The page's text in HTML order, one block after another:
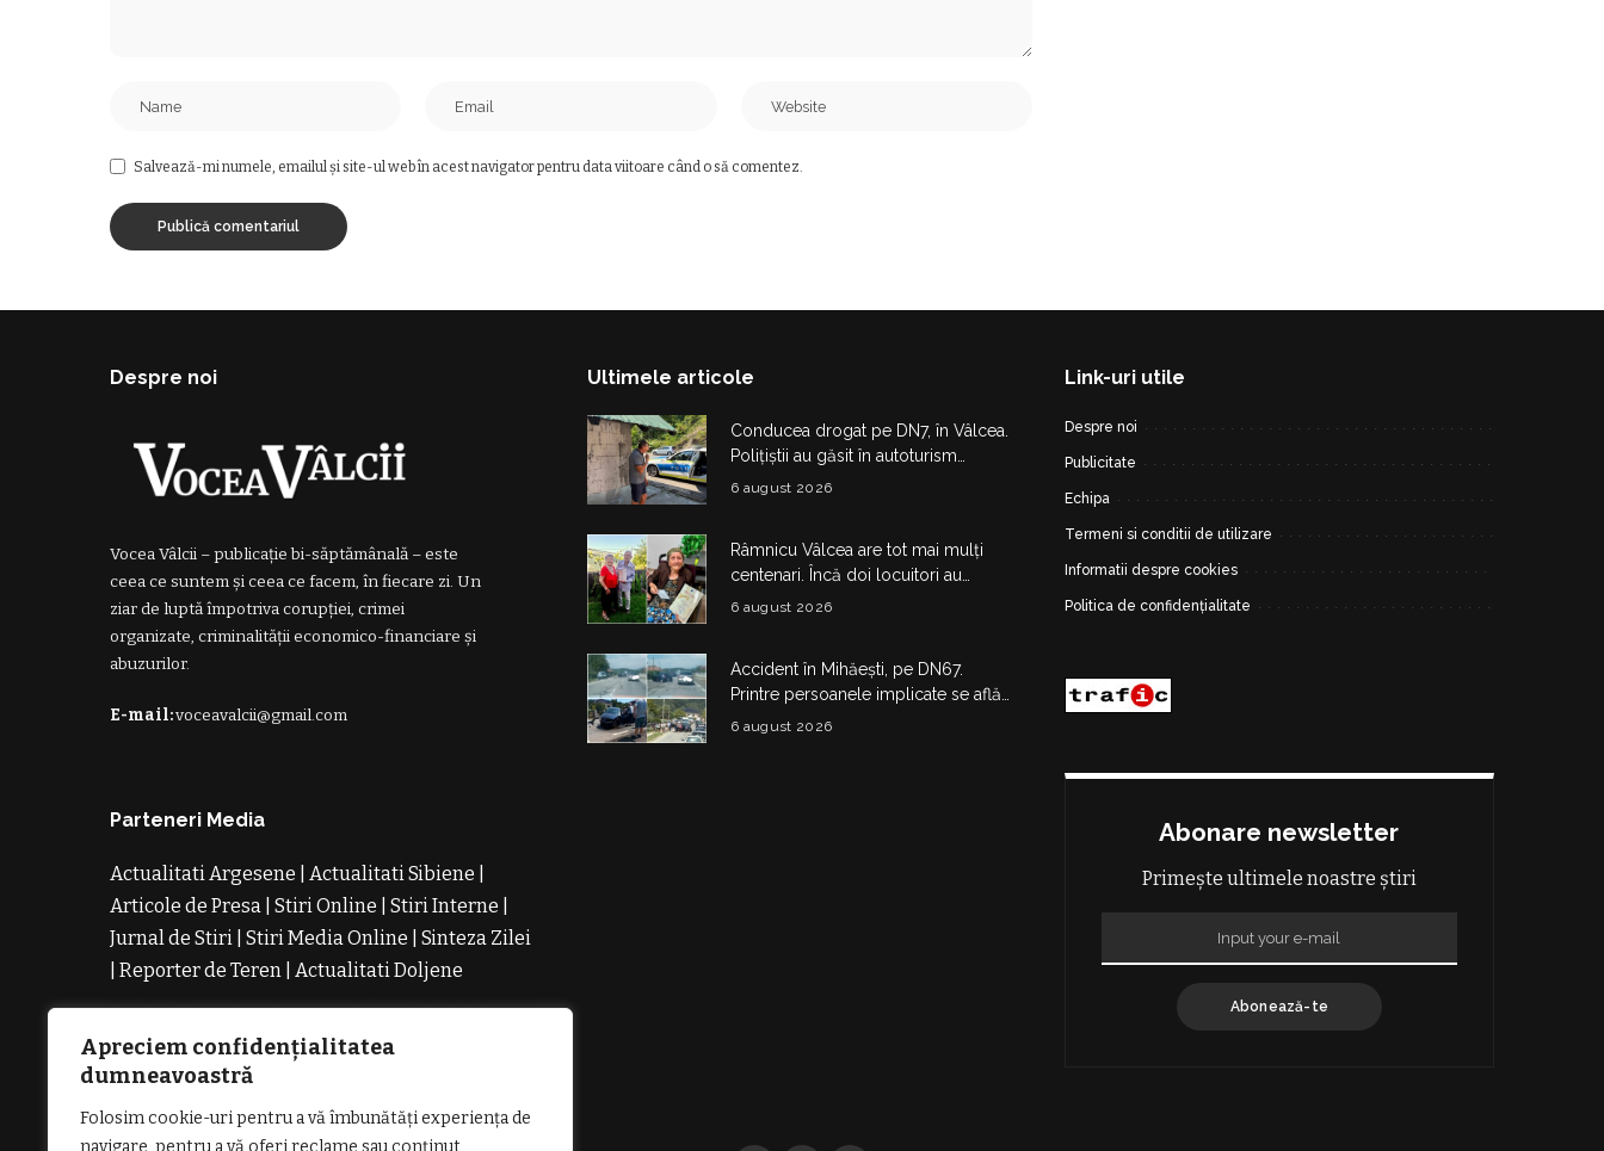
Apreciem confidențialitatea
dumneavoastră
Folosim cookie-uri pentru a vă îmbunătăți experiența de
navigare, pentru a vă oferi reclame sau conținut
Salvează-mi numele, emailul și site-ul web în acest navigator pentru data viitoare când o să comentez.
Despre noi
Vocea Vâlcii – publicație bi-săptămânală – este
ceea ce suntem și ceea ce facem, în fiecare zi. Un
ziar de luptă împotriva corupției, crimei
organizate, criminalității economico-financiare și
abuzurilor.
E-mail:voceavalcii@gmail.com
Parteneri Media
Actualitati Argesene Actualitati Sibiene
Articole de Presa
Stiri Online Stiri Interne
Jurnal de Stiri
Stiri Media Online
Sinteza Zilei
Reporter de Teren Actualitati Doljene
NoiRochii de RevelionRochii de BanchetRochii
de Cununie
Magazin de Rochii
Comanda Rochii de Seara
Ultimele articole
Conducea drogat pe DN7, în Vâlcea.
Polițiștii au găsit în autoturism
obiecte și substanțe suspecte
6 august 2026
Râmnicu Vâlcea are tot mai mulți
centenari. Încă doi locuitori au
împlinit 100 de ani în doar câteva zile
6 august 2026
Accident în Mihăești, pe DN67.
Printre persoanele implicate se află
și doi copii
6 august 2026
Link-uri utile
Despre noi
Publicitate
Echipa
Termeni si conditii de utilizare
Informatii despre cookies
Politica de confidențialitate
Abonare newsletter
Primește ultimele noastre știri
Abonează-te